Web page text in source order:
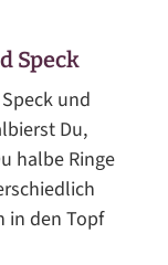
Speck
und
Du,
halbe Ringe
in den Topf